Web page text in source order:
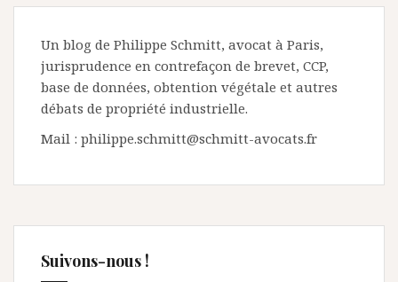
Un blog de Philippe Schmitt, avocat à Paris,
jurisprudence en contrefaçon de brevet, CCP,
base de données, obtention végétale et autres
débats de propriété industrielle.
Mail : philippe.schmitt@schmitt-avocats.fr
Suivons-nous !